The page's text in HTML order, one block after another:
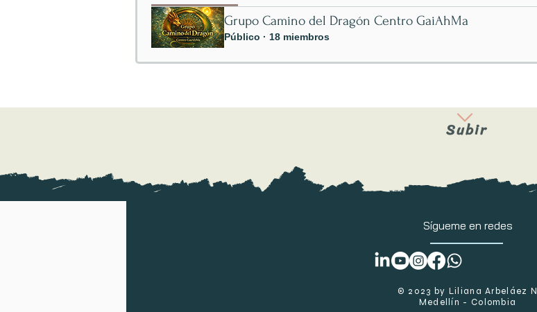
Grupo Camino del Dragón Centro GaiAhMa
Público · 18 miembros
Subir
Sígueme en redes
​© 2023 by Liliana Arbeláez N
Medellín - Colombia